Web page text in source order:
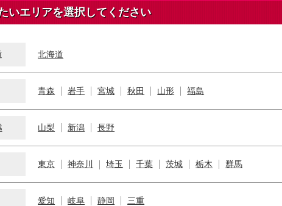
いエリアを選択してください
北海道
青森 岩手 宮城 秋田 山形 福島
山梨 新潟 長野
東京 神奈川 埼玉 千葉 茨城 栃木 群馬
愛知 岐阜 静岡 三重